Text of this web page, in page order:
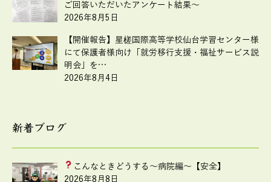
ご回答いただいたアンケート結果～
2026年8月5日
【開催報告】星槎国際高等学校仙台学習センター様
にて保護者様向け「就労移行支援・福祉サービス説
明会」を…
2026年8月4日
新着ブログ
こんなときどうする ～病院編～【安全】
2026年8月8日